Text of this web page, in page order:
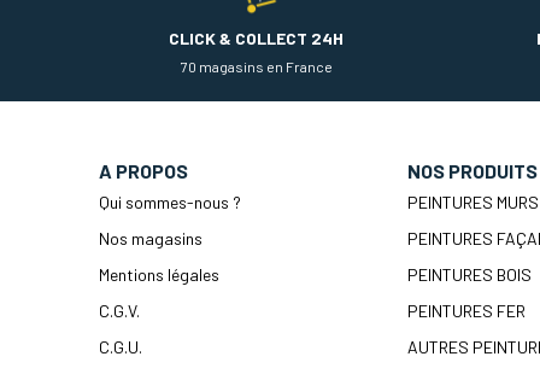
CLICK & COLLECT 24H
70 magasins en France
A PROPOS
Qui sommes-nous ?
Nos magasins
Mentions légales
C.G.V.
C.G.U.
NOS PRODUITS
PEINTURES
PEINTURES
PEINTURES BOIS
PEINTURES FER
AUTRES